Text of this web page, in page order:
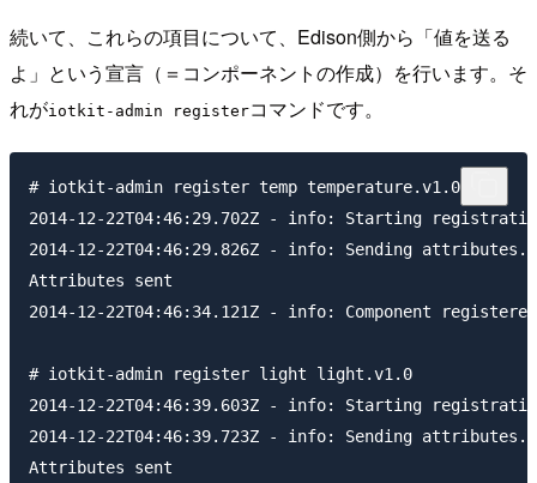
続いて、これらの項目について、Edison側から「値を送る
よ」という宣言（＝コンポーネントの作成）を行います。そ
れがiotkit-admin registerコマンドです。
# iotkit-admin register temp temperature.v1.0
2014-12-22T04:46:29.702Z - info: Starting
2014-12-22T04:46:29.826Z - info: Sending
Attributes sent
2014-12-22T04:46:34.121Z - info: Component
# iotkit-admin register light light.v1.0
2014-12-22T04:46:39.603Z - info: Starting
2014-12-22T04:46:39.723Z - info: Sending
Attributes sent